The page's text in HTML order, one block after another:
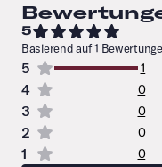
5
Basierend auf 1
5 1
4 0
3 0
2 0
1 0